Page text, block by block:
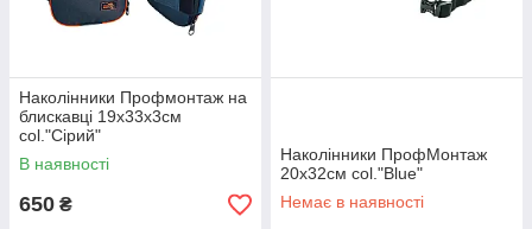
Наколінники Профмонтаж на
блискавці 19х33х3см
col."Сірий"
В наявності
650 ₴
Наколінники ПрофМонтаж
20х32см col."Blue"
Немає в наявності